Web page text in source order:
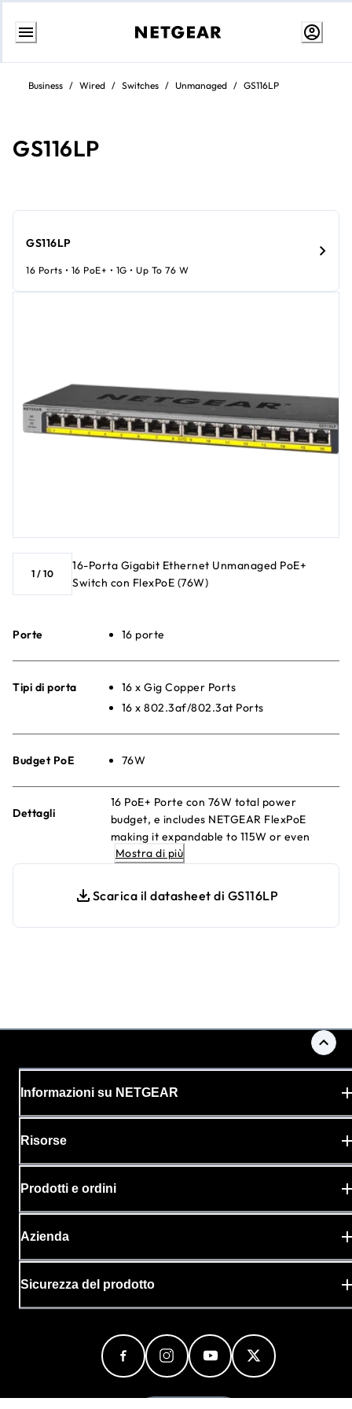
Passa
contenuto
Business / Wired / Switches / Unmanaged / GS116LP
GS116LP
1 / 10
16-Porta Gigabit Ethernet Unmanaged PoE+
Switch con FlexPoE (76W)
Porte 16 porte
Tipi di porta
16 x Gig Copper Ports
16 x 802.3af/802.3at Ports
Budget PoE 76W
Dettagli
16 PoE+ Porte con 76W total power
budget, e includes NETGEAR FlexPoE
making it expandable to 115W or even
183W (w/separately purchased power
Mostra di più
Scarica il datasheet di GS116LP
GS116LP
16 Ports • 16 PoE+ • 1G • Up To 76 W
Informazioni su NETGEAR
Risorse
Prodotti e ordini
Azienda
Sicurezza del prodotto